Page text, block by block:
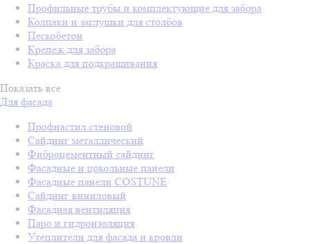
Профильные трубы и комплектующие для забора
Колпаки и заглушки для столбов
Пескобетон
Крепеж для забора
Краска для подкрашивания
Показать все
Для фасада
Профнастил стеновой
Сайдинг металлический
Фиброцементный сайдинг
Фасадные и цокольные панели
Фасадные панели COSTUNE
Сайдинг виниловый
Фасадная вентиляция
Паро и гидроизоляция
Утеплители для фасада и кровли